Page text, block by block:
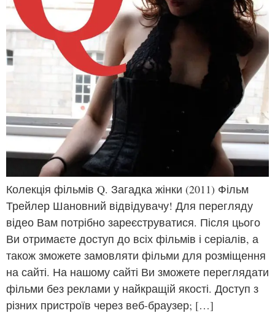
Колекція фільмів Q. Загадка жінки (2011) Фільм
Трейлер Шановний відвідувачу! Для перегляду
відео Вам потрібно зареєструватися. Після цього
Ви отримаєте доступ до всіх фільмів і серіалів, а
також зможете замовляти фільми для розміщення
на сайті. На нашому сайті Ви зможете переглядати
фільми без реклами у найкращій якості. Доступ з
різних пристроїв через веб-браузер; […]